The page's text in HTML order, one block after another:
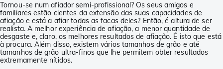
Tornou-se num afiador semi-profissional? Os seus amigos e
familiares estão cientes da extensão das suas capacidades de
afiação e está a afiar todas as facas deles? Então, é altura de ser
realista. A melhor experiência de afiação, a menor quantidade de
desgaste e, claro, os melhores resultados de afiação. É isto que está
à procura. Além disso, existem vários tamanhos de grão e até
tamanhos de grão ultra-finos que lhe permitem obter resultados
extremamente nítidos.